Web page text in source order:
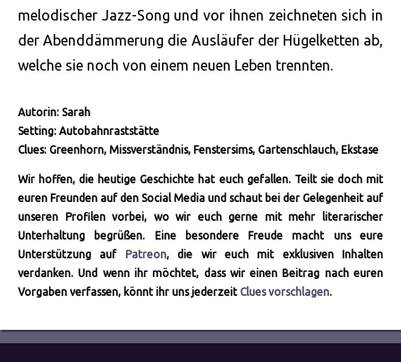
melodischer Jazz-Song und vor ihnen zeichneten sich in
der Abenddämmerung die Ausläufer der Hügelketten ab,
welche sie noch von einem neuen Leben trennten.
Autorin: Sarah
Setting: Autobahnraststätte
Clues: Greenhorn, Missverständnis, Fenstersims, Gartenschlauch, Ekstase
Wir hoffen, die heutige Geschichte hat euch gefallen. Teilt sie doch mit
euren Freunden auf den Social Media und schaut bei der Gelegenheit auf
unseren Profilen vorbei, wo wir euch gerne mit mehr literarischer
Unterhaltung begrüßen. Eine besondere Freude macht uns eure
Unterstützung auf
Patreon, die wir euch mit exklusiven Inhalten
verdanken. Und wenn ihr möchtet, dass wir einen Beitrag nach euren
Vorgaben verfassen, könnt ihr uns jederzeit Clues vorschlagen.